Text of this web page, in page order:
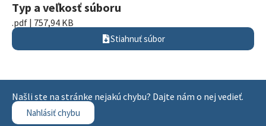
Typ a veľkosť súboru
.pdf | 757,94 KB
Stiahnuť súbor
Našli ste na stránke nejakú chybu? Dajte nám o nej vedieť.
Nahlásiť chybu